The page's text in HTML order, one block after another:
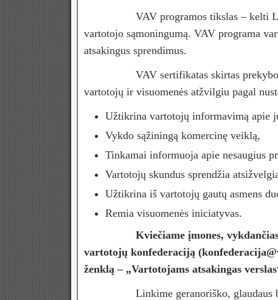
VAV programos tikslas – kelti
vartotojo sąmoningumą. VAV programa
atsakingus sprendimus.
VAV sertifikatas skirtas prekybos,
vartotojų ir visuomenės atžvilgiu pagal
Užtikrina vartotojų informavimą apie
Vykdo sąžiningą komercinę veiklą,
Tinkamai informuoja apie nesaugius
Vartotojų skundus sprendžia
Užtikrina iš vartotojų gautų asmens
Remia visuomenės iniciatyvas.
Kviečiame įmones,
vartotojų konfederaciją
ženklą – „Vartotojams atsakingas
Linkime geranoriško, glaudaus